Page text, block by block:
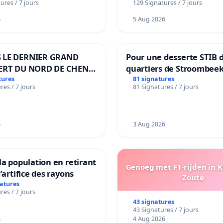
/ 7 jours
129 Signatures / 7 jours
5 Aug 2026
DERNIER GRAND
DU NORD DE CHENE-
/ 7 jours
Pour une desserte STIB
quartiers de
Beauval - Voor een
bediening van de wijken
81 signatures
81 Signatures / 7 jours
3 Aug 2026
population en retirant
des rayons
/ 7 jours
Genoeg met F1-rijden in
Zoute
43 signatures
43 Signatures / 7 jours
4 Aug 2026